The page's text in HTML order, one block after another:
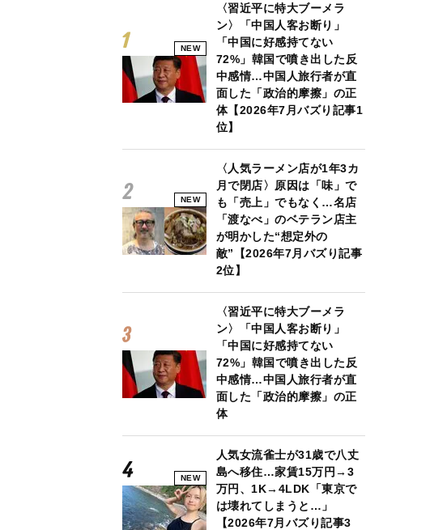
NEW
〈習近平に特大ブーメラ
ン〉「中国人客お断り」
「中国に好感持てない
72%」韓国で噴き出した反
中感情…中国人旅行者が直
面した「政治的摩擦」の正
体【2026年7月バズり記事1
位】
NEW
〈人気ラーメン店が1年3カ
月で閉店〉原因は「味」で
も「売上」でもなく…名店
「渡なべ」のベテラン店主
が明かした“想定外の
敵”【2026年7月バズり記事
2位】
〈習近平に特大ブーメラ
ン〉「中国人客お断り」
「中国に好感持てない
72%」韓国で噴き出した反
中感情…中国人旅行者が直
面した「政治的摩擦」の正
体
NEW
人気女流雀士が31歳で八丈
島へ移住…家賃15万円→3
万円、1K→4LDK「東京で
は壊れてしまうと…」
【2026年7月バズり記事3